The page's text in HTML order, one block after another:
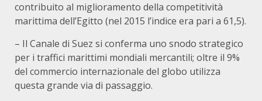
contribuito al miglioramento della competitività
marittima dell’Egitto (nel 2015 l’indice era pari a 61,5).
– Il Canale di Suez si conferma uno snodo strategico
per i traffici marittimi mondiali mercantili; oltre il 9%
del commercio internazionale del globo utilizza
questa grande via di passaggio.